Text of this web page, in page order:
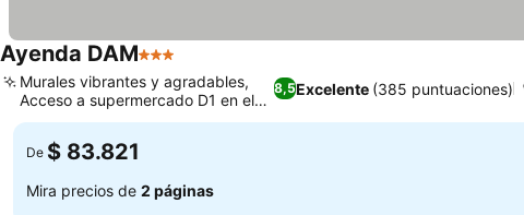
Ayenda DAM3 Estrellas
8,5Excelente (385 puntuaciones)
Murales vibrantes y agradables,
Acceso a supermercado D1 en el
hotel
De $ 83.821
Mira precios de 2 páginas